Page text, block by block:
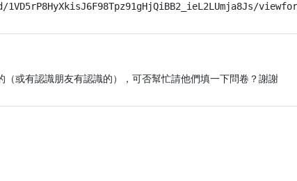
或有認識朋友有認識的），可否幫忙請他們填一下問卷？謝謝